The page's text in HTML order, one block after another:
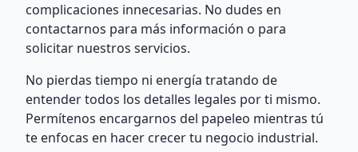
complicaciones innecesarias. No dudes en
contactarnos para más información o para
solicitar nuestros servicios.
No pierdas tiempo ni energía tratando de
entender todos los detalles legales por ti mismo.
Permítenos encargarnos del papeleo mientras tú
te enfocas en hacer crecer tu negocio industrial.